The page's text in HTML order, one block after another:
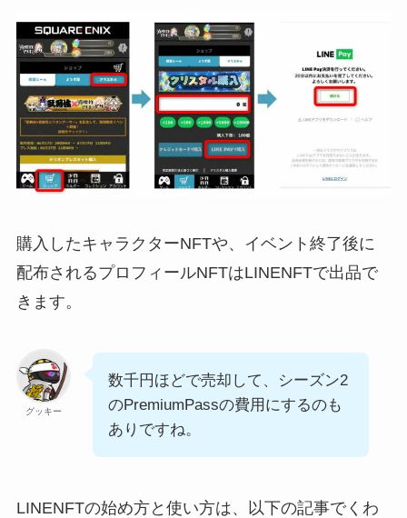
購入したキャラクターNFTや、イベント終了後に
配布されるプロフィールNFTはLINENFTで出品で
きます。
グッキー
数千円ほどで売却して、シーズン2
のPremiumPassの費用にするのも
ありですね。
LINENFTの始め方と使い方は、以下の記事でくわ